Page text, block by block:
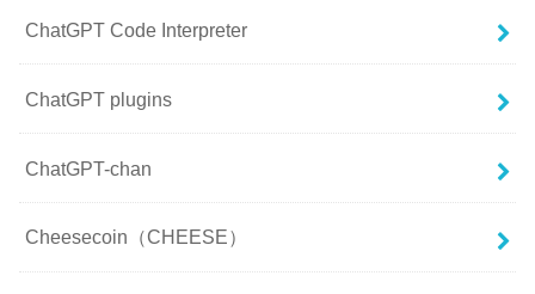
ChatGPT Code Interpreter
ChatGPT plugins
ChatGPT-chan
Cheesecoin（CHEESE）